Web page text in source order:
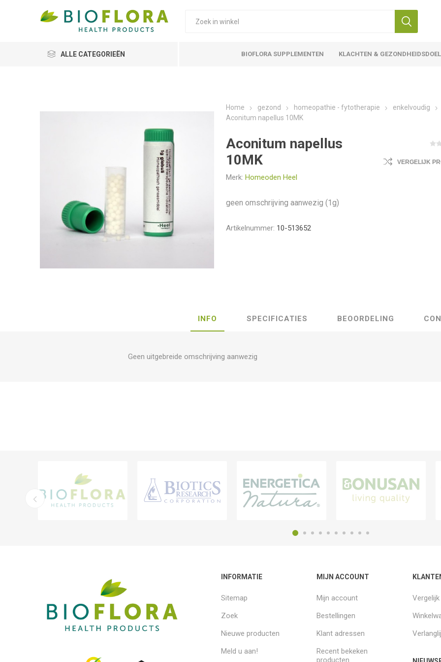
ALLE CATEGORIEËN BIOFLORA SUPPLEMENTEN KLACHTEN &
Home gezond homeopathie - fytotherapie
enkelvoudig
Aconitum napellus 10MK
Aconitum napellus
10MK
Merk: Homeoden Heel
VERGELIJK
geen omschrijving aanwezig (1g)
Artikelnummer: 10-513652
INFO SPECIFICATIES BEOORDELING
Geen uitgebreide omschrijving aanwezig
INFORMATIE
Sitemap
Zoek
Nieuwe producten
Meld u aan!
MIJN ACCOUNT
Mijn account
Bestellingen
Klant adressen
Recent bekeken
producten